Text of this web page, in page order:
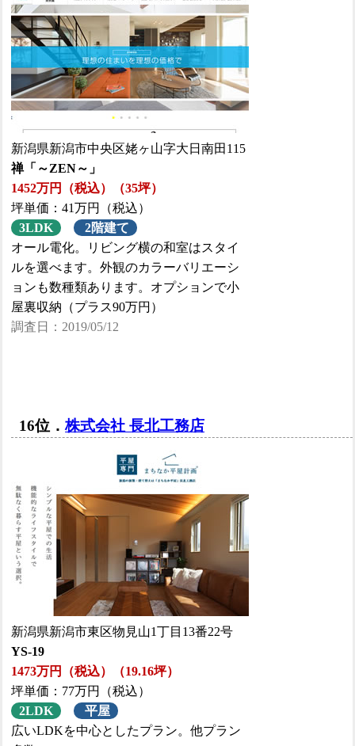
新潟県新潟市中央区姥ヶ山字大日南田115
禅「～ZEN～」
1452万円（税込）（35坪）
坪単価：41万円（税込）
3LDK
2階建て
オール電化。リビング横の和室はスタイ
ルを選べます。外観のカラーバリエーシ
ョンも数種類あります。オプションで小
屋裏収納（プラス90万円）
調査日：2019/05/12
16位．株式会社 長北工務店
新潟県新潟市東区物見山1丁目13番22号
YS-19
1473万円（税込）（19.16坪）
坪単価：77万円（税込）
2LDK
平屋
広いLDKを中心としたプラン。他プラン